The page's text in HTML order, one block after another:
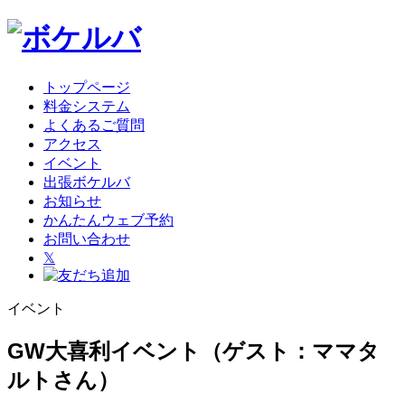
トップページ
料金システム
よくあるご質問
アクセス
イベント
出張ボケルバ
お知らせ
かんたんウェブ予約
お問い合わせ
𝕏
イベント
GW大喜利イベント（ゲスト：ママタ
ルトさん）